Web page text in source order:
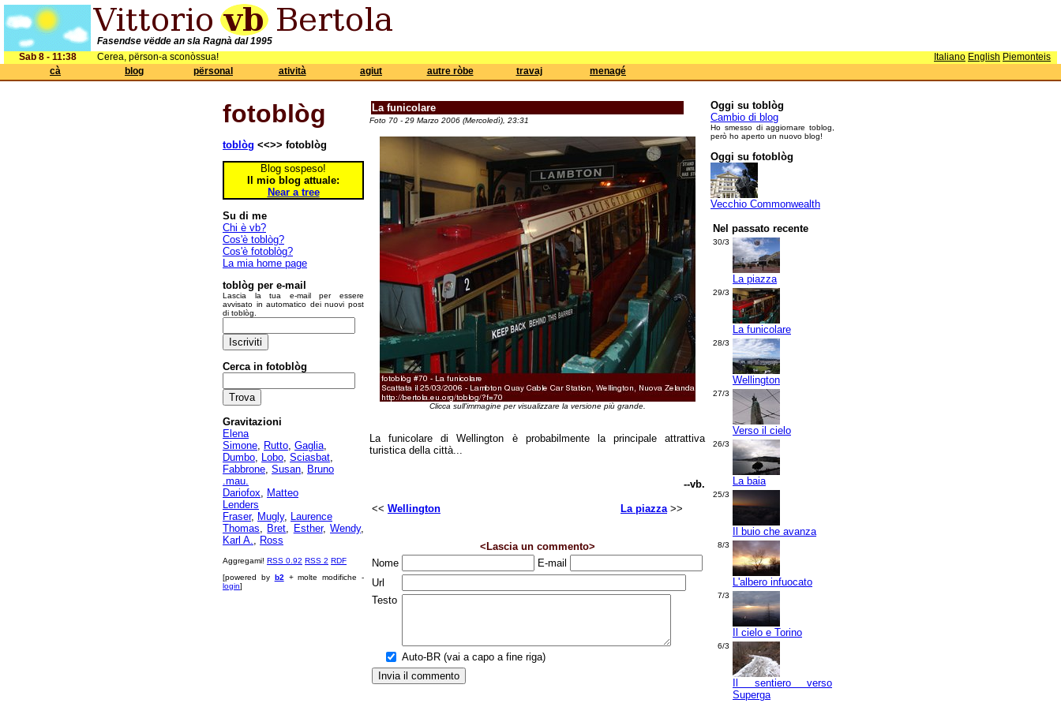
Fasendse vëdde an sla Ragnà dal 1995
Sab 8 - 11:38
Cerea, përson-a sconòssua! Italiano English Piemonteis
cà
blog përsonal atività agiut autre ròbe travaj menagé
fotoblòg
toblòg <<>> fotoblòg
Blog sospeso!
Il mio blog attuale:
Near a tree
Su di me
Chi è vb?
Cos'è toblòg?
Cos'è fotoblòg?
La mia home page
toblòg per e-mail
Lascia la tua e-mail per essere
avvisato in automatico dei nuovi post
di toblòg.
Cerca in fotoblòg
Gravitazioni
Elena
Simone, Rutto, Gaglia,
Dumbo, Lobo, Sciasbat,
Fabbrone, Susan, Bruno
.mau.
Dariofox, Matteo
Lenders
Fraser, Mugly, Laurence
Thomas, Bret, Esther,Wendy,
Karl A., Ross
Aggregami! RSS 0.92 RSS 2 RDF
[powered by b2 + molte modifiche -
login]
La funicolare
Foto 70 - 29 Marzo 2006 (Mercoledì), 23:31
Clicca sull'immagine per visualizzare la versione più grande.
La funicolare di Wellington è probabilmente la principale attrattiva
turistica della città...
--vb.
<< Wellington La piazza>>
<Lascia un commento>
Nome
E-mail
Url
Testo
Auto-BR (vai a capo a fine riga)
Oggi su toblòg
Cambio di blog
Ho smesso di aggiornare toblog,
però ho aperto un nuovo blog!
Oggi su fotoblòg
Vecchio Commonwealth
Nel passato recente
30/3
La piazza
29/3
La funicolare
28/3
Wellington
27/3
Verso il cielo
26/3
La baia
25/3
Il buio che avanza
8/3
L'albero infuocato
7/3
Il cielo e Torino
6/3
Il sentiero verso
Superga